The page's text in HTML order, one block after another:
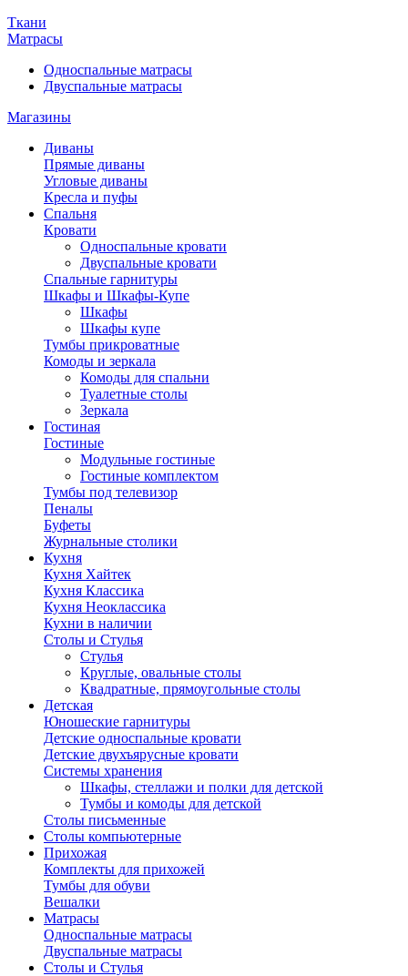
Ткани
Матрасы
Односпальные матрасы
Двуспальные матрасы
Магазины
Диваны
Прямые диваны
Угловые диваны
Кресла и пуфы
Спальня
Кровати
Односпальные кровати
Двуспальные кровати
Спальные гарнитуры
Шкафы и Шкафы-Купе
Шкафы
Шкафы купе
Тумбы прикроватные
Комоды и зеркала
Комоды для спальни
Туалетные столы
Зеркала
Гостиная
Гостиные
Модульные гостиные
Гостиные комплектом
Тумбы под телевизор
Пеналы
Буфеты
Журнальные столики
Кухня
Кухня Хайтек
Кухня Классика
Кухня Неоклассика
Кухни в наличии
Столы и Стулья
Стулья
Круглые, овальные столы
Квадратные, прямоугольные столы
Детская
Юношеские гарнитуры
Детские односпальные кровати
Детские двухъярусные кровати
Системы хранения
Шкафы, стеллажи и полки для детской
Тумбы и комоды для детской
Столы письменные
Столы компьютерные
Прихожая
Комплекты для прихожей
Тумбы для обуви
Вешалки
Матрасы
Односпальные матрасы
Двуспальные матрасы
Столы и Стулья